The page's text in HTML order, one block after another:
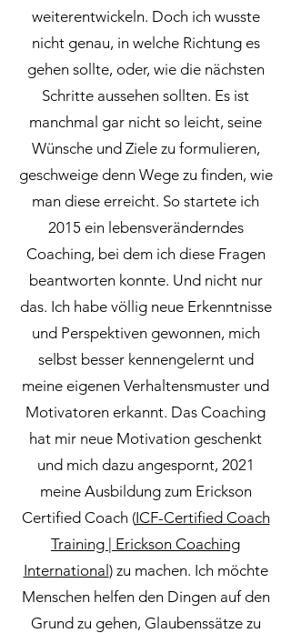
weiterentwickeln. Doch ich wusste
nicht genau, in welche Richtung es
gehen sollte, oder, wie die nächsten
Schritte aussehen sollten. Es ist
manchmal gar nicht so leicht, seine
Wünsche und Ziele zu formulieren,
geschweige denn Wege zu finden, wie
man diese erreicht. So startete ich
2015 ein lebensveränderndes
Coaching, bei dem ich diese Fragen
beantworten konnte. Und nicht nur
das. Ich habe völlig neue Erkenntnisse
und Perspektiven gewonnen, mich
selbst besser kennengelernt und
meine eigenen Verhaltensmuster und
Motivatoren erkannt. Das Coaching
hat mir neue Motivation geschenkt
und mich dazu angespornt, 2021
meine Ausbildung zum Erickson
Certified Coach (ICF-Certified Coach
Training | Erickson Coaching
International ) zu machen. Ich möchte
Menschen helfen den Dingen auf den
Grund zu gehen, Glaubenssätze zu